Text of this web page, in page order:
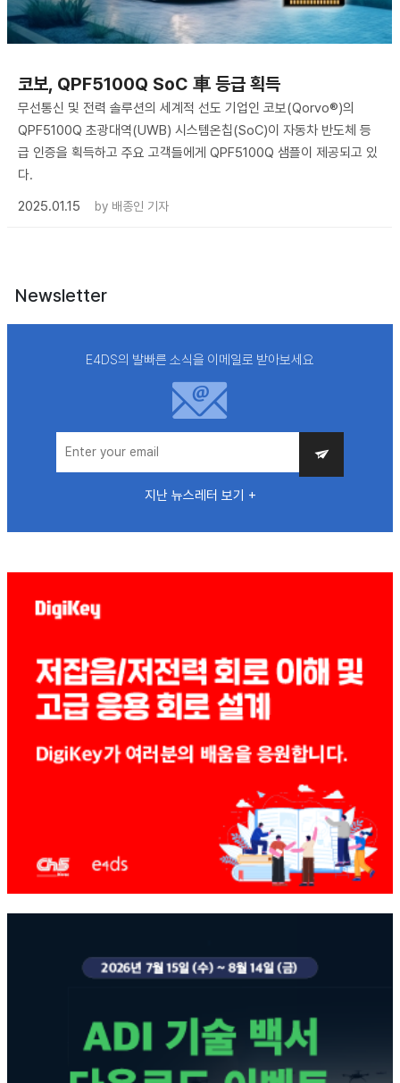
코보, QPF5100Q SoC 車 등급 획득
무선통신 및 전력 솔루션의 세계적 선도 기업인 코보(Qorvo®)의
QPF5100Q 초광대역(UWB) 시스템온칩(SoC)이 자동차 반도체 등
급 인증을 획득하고 주요 고객들에게 QPF5100Q 샘플이 제공되고 있
다.
2025.01.15
by 배종인 기자
Newsletter
E4DS의 발빠른 소식을 이메일로 받아보세요
지난 뉴스레터 보기 +